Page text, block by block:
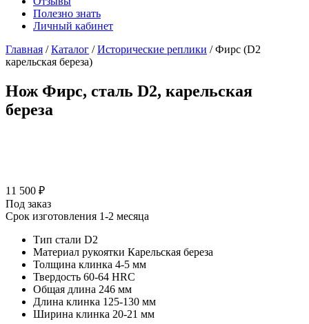
Полезно знать
Личный кабинет
Главная /Каталог /Исторические реплики /Фирс (D2
карельская береза)
Нож Фирс, сталь D2, карельская
береза
11 500 ₽
Под заказ
Срок изготовления 1-2 месяца
Тип стали D2
Материал рукоятки Карельская береза
Толщина клинка 4-5 мм
Твердость 60-64 HRC
Общая длина 246 мм
Длина клинка 125-130 мм
Ширина клинка 20-21 мм